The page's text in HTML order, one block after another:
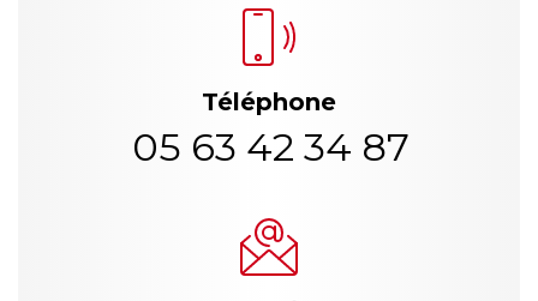
Téléphone
05 63 42 34 87